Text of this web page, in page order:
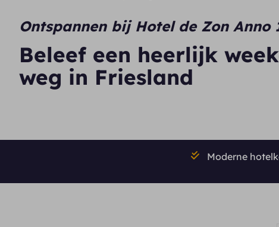
Ontspannen bij Hotel de Zon Anno
Beleef een heerlijk
weg in Friesland
Moderne